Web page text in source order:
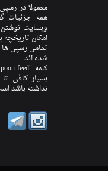
معمولا در
همه جزئیات
وبسایت
امکان
تمامی رسپی ها
شده اند.
بسیار کافی
نداشته باشد